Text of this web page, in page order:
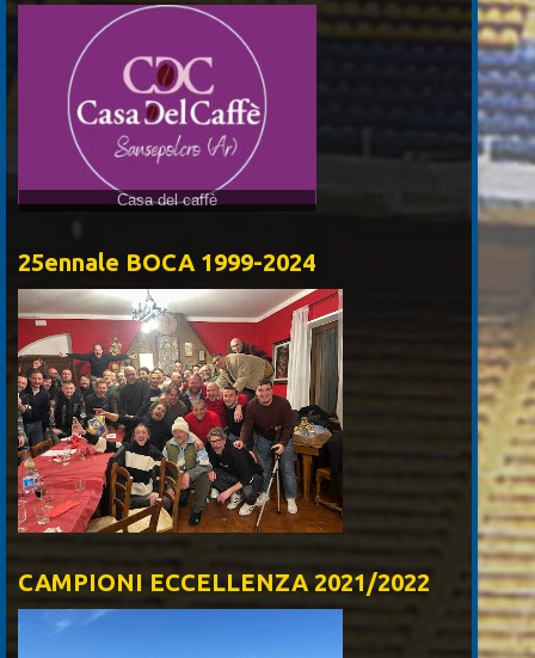
Casa del caffè
25ennale BOCA 1999-2024
CAMPIONI ECCELLENZA 2021/2022